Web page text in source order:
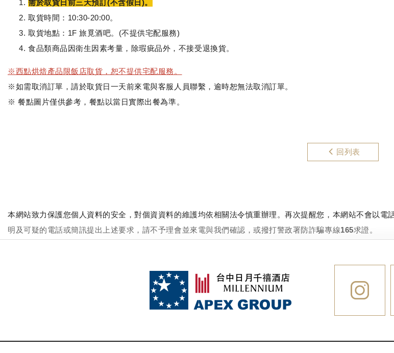
需於取貨日前三天預訂(不含假日)。
取貨時間：10:30-20:00。
取貨地點：1F 旅覓酒吧。(不提供宅配服務)
食品類商品因衛生因素考量，除瑕疵品外，不接受退換貨。
※西點烘焙產品限飯店取貨，恕不提供宅配服務。
※如需取消訂單，請於取貨日一天前來電與客服人員聯繫，逾時恕無法取消訂單。
※ 餐點圖片僅供參考，餐點以當日實際出餐為準。
回列表
本網站致力保護您個人資料的安全，對個資資料的維護均依相關法令慎重辦理。再次提醒您，本網站不會以
明及可疑的電話或簡訊提出上述要求，請不予理會並來電與我們確認，或撥打警政署防詐騙專線165求證。